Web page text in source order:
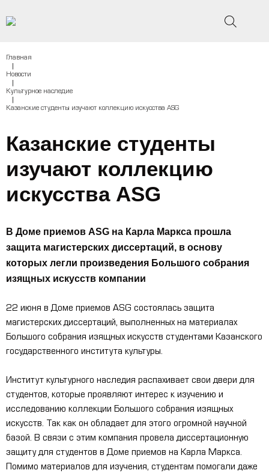
Главная
Новости
Культурное наследие
Казанские студенты изучают коллекцию искусства ASG
Казанские студенты
изучают коллекцию
искусства ASG
В Доме приемов ASG на Карла Маркса прошла
защита магистерских диссертаций, в основу
которых легли произведения Большого собрания
изящных искусств компании
22 июня в Доме приемов ASG состоялась защита
магистерских диссертаций, выполненных на материалах
Большого собрания изящных искусств студентами Казанского
государственного института культуры.
Институт культурного наследия распахивает свои двери для
студентов, которые проявляют интерес к изучению и
исследованию коллекции Большого собрания изящных
искусств. Так как он обладает для этого огромной научной
базой. В связи с этим компания провела диссертационную
защиту для студентов в Доме приемов на Карла Маркса.
Помимо материалов для изучения, студентам помогали даже